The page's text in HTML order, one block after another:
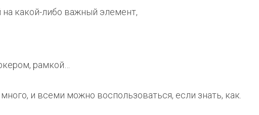
на какой-либо важный элемент,
рамкой…
и всеми можно воспользоваться, если знать, как.